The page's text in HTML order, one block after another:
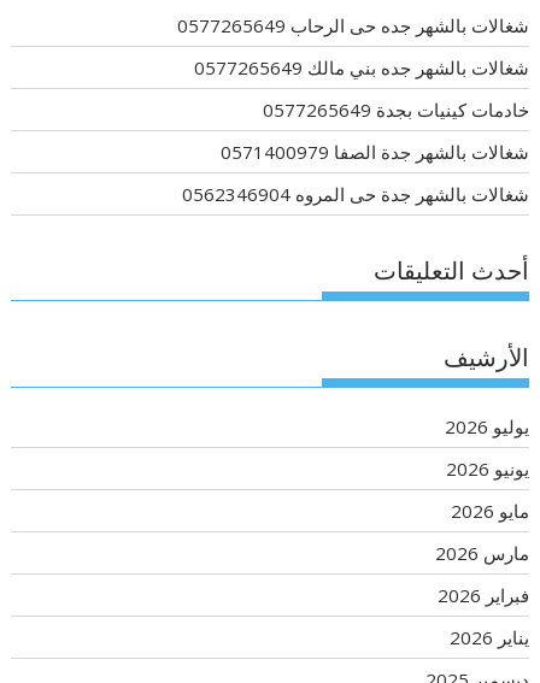
شغالات بالشهر جده حى الرحاب 0577265649
شغالات بالشهر جده بني مالك 0577265649
خادمات كينيات بجدة 0577265649
شغالات بالشهر جدة الصفا 0571400979
شغالات بالشهر جدة حى المروه 0562346904
أحدث التعليقات
الأرشيف
يوليو 2026
يونيو 2026
مايو 2026
مارس 2026
فبراير 2026
يناير 2026